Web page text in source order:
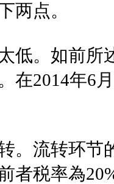
两点。
低。如前所
在2014年6
。流转环节
者税率為